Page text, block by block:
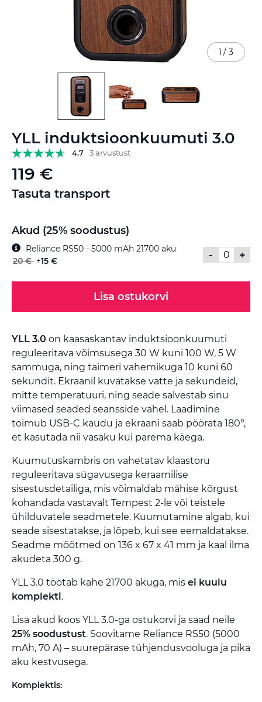
YLL induktsioonkuumuti 3.0
4.7 3 arvustust
119 €
Tasuta transport
Akud (25% soodustus)
-
+
Reliance RS50 - 5000 mAh 21700 aku
20 € +15 €
Lisa ostukorvi
YLL 3.0 on kaasaskantav induktsioonkuumuti
reguleeritava võimsusega 30 W kuni 100 W, 5 W
sammuga, ning taimeri vahemikuga 10 kuni 60
sekundit. Ekraanil kuvatakse vatte ja sekundeid,
mitte temperatuuri, ning seade salvestab sinu
viimased seaded seansside vahel. Laadimine
toimub USB-C kaudu ja ekraani saab pöörata 180°,
et kasutada nii vasaku kui parema käega.
Kuumutuskambris on vahetatav klaastoru
reguleeritava sügavusega keraamilise
sisestusdetailiga, mis võimaldab mähise kõrgust
kohandada vastavalt Tempest 2-le või teistele
ühilduvatele seadmetele. Kuumutamine algab, kui
seade sisestatakse, ja lõpeb, kui see eemaldatakse.
Seadme mõõtmed on 136 x 67 x 41 mm ja kaal ilma
akudeta 300 g.
YLL 3.0 töötab kahe 21700 akuga, mis ei kuulu
komplekti.
Lisa akud koos YLL 3.0-ga ostukorvi ja saad neile
25% soodustust. Soovitame Reliance RS50 (5000
mAh, 70 A) – suurepärase tühjendusvooluga ja pika
aku kestvusega.
Komplektis:
1 / 3
to
the
beginning
of
images